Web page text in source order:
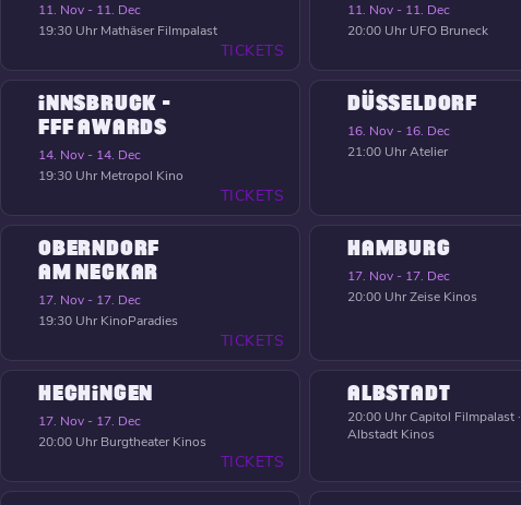
11. Nov - 11. Dec
19:30 Uhr Mathäser Filmpalast
TICKETS
11. Nov - 11. Dec
20:00 Uhr UFO Bruneck
INNSBRUCK -
FFF AWARDS
14. Nov - 14. Dec
19:30 Uhr Metropol Kino
TICKETS
DÜSSELDORF
16. Nov - 16. Dec
21:00 UhrAtelier
OBERNDORF
AM NECKAR
17. Nov - 17. Dec
19:30 Uhr KinoParadies
TICKETS
HAMBURG
17. Nov - 17. Dec
20:00 UhrZeise Kinos
HECHINGEN
17. Nov - 17. Dec
20:00 Uhr Burgtheater Kinos
TICKETS
ALBSTADT
20:00 UhrCapitol Filmpalast ·
Albstadt Kinos